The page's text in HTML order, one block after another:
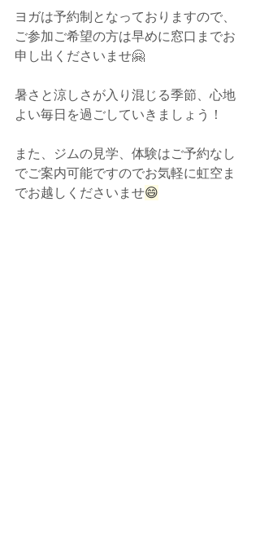
ヨガは予約制となっておりますので、
ご参加ご希望の方は早めに窓口までお
申し出くださいませ🤗
暑さと涼しさが入り混じる季節、心地
よい毎日を過ごしていきましょう！
また、ジムの見学、体験はご予約なし
でご案内可能ですのでお気軽に虹空ま
でお越しくださいませ😄